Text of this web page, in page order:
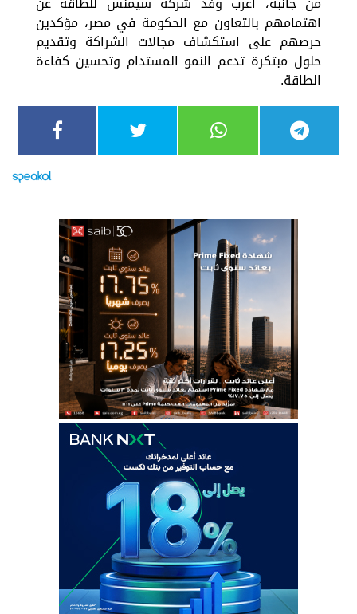
اهتمامهم بالتعاون مع الحكومة في مصر، مؤكدين
حرصهم على استكشاف مجالات الشراكة وتقديم
حلول مبتكرة تدعم النمو المستدام وتحسين كفاءة
الطاقة.